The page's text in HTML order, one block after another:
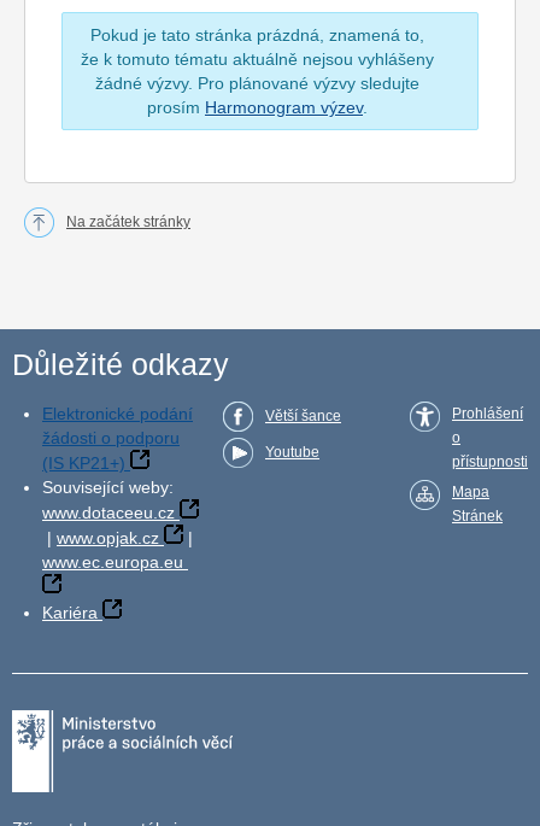
Pokud je tato stránka prázdná, znamená to,
že k tomuto tématu aktuálně nejsou vyhlášeny
žádné výzvy. Pro plánované výzvy sledujte
prosím Harmonogram výzev.
Na začátek stránky
Důležité odkazy
Elektronické podání
žádosti o podporu
(IS KP21+)
Související weby:
www.dotaceeu.cz
| www.opjak.cz
|
www.ec.europa.eu
Kariéra
Větší šance
Youtube
Prohlášení
o
přístupnosti
Mapa
Stránek